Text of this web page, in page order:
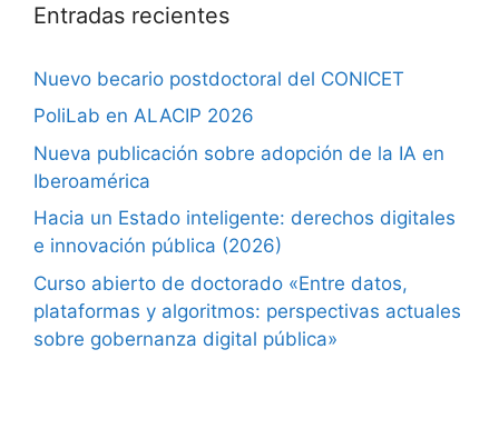
Entradas recientes
Nuevo becario postdoctoral del CONICET
PoliLab en ALACIP 2026
Nueva publicación sobre adopción de la IA en
Iberoamérica
Hacia un Estado inteligente: derechos digitales
e innovación pública (2026)
Curso abierto de doctorado «Entre datos,
plataformas y algoritmos: perspectivas actuales
sobre gobernanza digital pública»